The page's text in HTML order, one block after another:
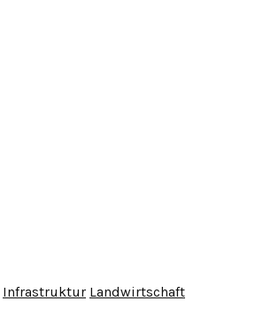
Infrastruktur Landwirtschaft